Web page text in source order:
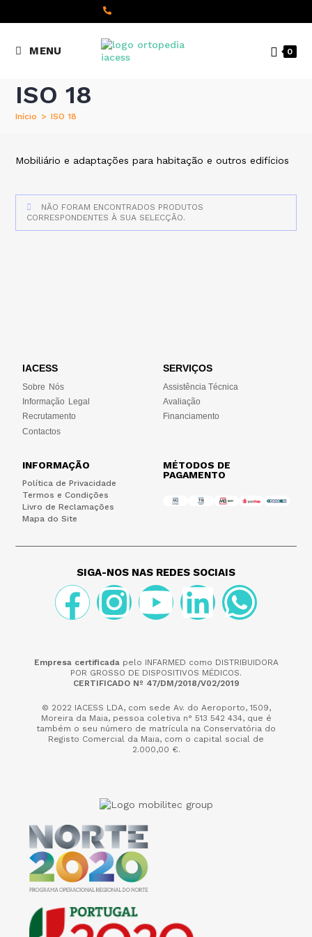
Chamada para a rede fixa
MENU 0
ISO 18
Início > ISO 18
Mobiliário e adaptações para habitação e outros edifícios
NÃO FORAM ENCONTRADOS PRODUTOS
CORRESPONDENTES À SUA SELECÇÃO.
IACESS
Sobre Nós
Informação Legal
Recrutamento
Contactos
SERVIÇOS
Assistência Técnica
Avaliação
Financiamento
INFORMAÇÃO
Política de Privacidade
Termos e Condições
Livro de Reclamações
Mapa do Site
MÉTODOS DE
PAGAMENTO
SIGA-NOS NAS REDES SOCIAIS
Empresa certificadapelo INFARMED como DISTRIBUIDORA
POR GROSSO DE DISPOSITIVOS MÉDICOS.
CERTIFICADO Nº 47/DM/2018/V02/2019
© 2022 IACESS LDA, com sede Av. do Aeroporto, 1509,
Moreira da Maia, pessoa coletiva n° 513 542 434, que é
também o seu número de matrícula na Conservatória do
Registo Comercial da Maia, com o capital social de
2.000,00 €.